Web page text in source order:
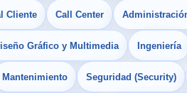
Cliente Call Center
Gráfico y Multimedia Ingeniería
Mantenimiento Seguridad (Security)